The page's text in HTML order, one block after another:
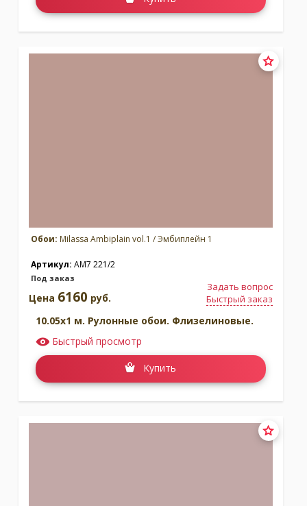
Обои: Milassa Ambiplain vol.1 / Эмбиплейн 1
Артикул: AM7 221/2
Под заказ
Задать вопрос
Быстрый заказ
Цена 6160 руб.
10.05x1 м. Рулонные обои. Флизелиновые.
Быстрый просмотр
Купить